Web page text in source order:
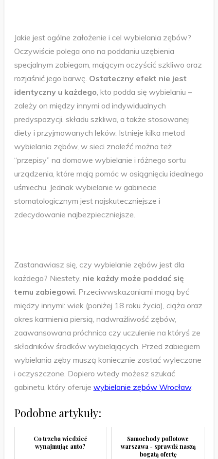
Jakie jest ogólne założenie i cel wybielania zębów?
Oczywiście polega ono na poddaniu uzębienia
specjalnym zabiegom, mającym oczyścić szkliwo oraz
rozjaśnić jego barwę. Ostateczny efekt nie jest
identyczny u każdego, kto podda się wybielaniu –
zależy on między innymi od indywidualnych
predyspozycji, składu szkliwa, a także stosowanej
diety i przyjmowanych leków. Istnieje kilka metod
wybielania zębów, w sieci znaleźć można też
“przepisy” na domowe wybielanie i różnego sortu
urządzenia, które mają pomóc w osiągnięciu idealnego
uśmiechu. Jednak wybielanie w gabinecie
stomatologicznym jest najskuteczniejsze i
zdecydowanie najbezpieczniejsze.
Zastanawiasz się, czy wybielanie zębów jest dla
każdego? Niestety, nie każdy może poddać się
temu zabiegowi. Przeciwwskazaniami mogą być
między innymi: wiek (poniżej 18 roku życia), ciąża oraz
okres karmienia piersią, nadwrażliwość zębów,
zaawansowana próchnica czy uczulenie na któryś ze
składników środków wybielających. Przed zabiegiem
wybielania zęby muszą koniecznie zostać wyleczone
i oczyszczone. Dopiero wtedy możesz szukać
gabinetu, który oferuje wybielanie zębów Wrocław.
Podobne artykuły:
Co trzeba wiedzieć
wynajmując auto?
Samochody poflotowe
warszawa - sprawdź naszą
bogatą ofertę